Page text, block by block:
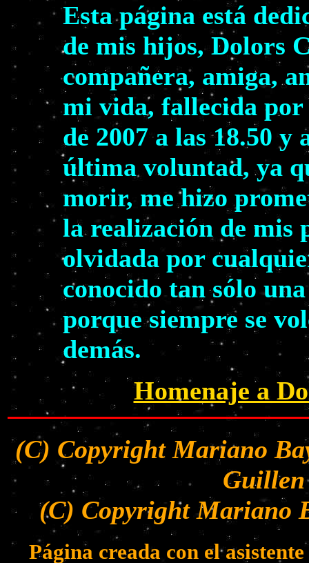
Esta página está
de mis hijos, Dolors
compañera, amiga,
mi vida, fallecida por
de 2007 a las 18.50
última voluntad, ya
morir, me hizo
la realización de mis
olvidada por
conocido tan sólo
porque siempre se
demás.
Homenaje a
(C) Copyright Mariano
Guillen
(C) Copyright Mariano
Página creada con el